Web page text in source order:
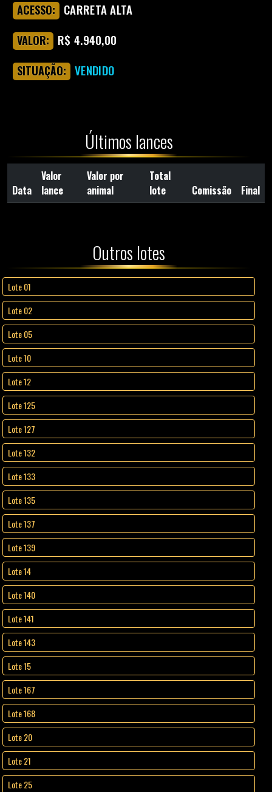
ACESSO: CARRETA ALTA
VALOR: R$ 4.940,00
SITUAÇÃO: VENDIDO
Últimos lances
Data
Valor
lance
Valor por
animal
Total
lote
Comissão Final
Outros lotes
Lote 01
Lote 02
Lote 05
Lote 10
Lote 12
Lote 125
Lote 127
Lote 132
Lote 133
Lote 135
Lote 137
Lote 139
Lote 14
Lote 140
Lote 141
Lote 143
Lote 15
Lote 167
Lote 168
Lote 20
Lote 21
Lote 25